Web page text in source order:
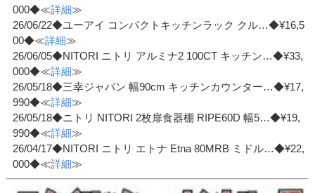
000◆≪詳細≫
26/06/22◆ユーアイ コンパクトキッチンラック クル…◆¥16,5
00◆≪詳細≫
26/06/05◆NITORI ニトリ アルミナ2 100CT キッチン…◆¥33,
000◆≪詳細≫
26/05/18◆三幸ジャパン 幅90cm キッチンカウンター…◆¥17,
990◆≪詳細≫
26/05/18◆ニトリ NITORI 2枚扉食器棚 RIPE60D 幅5…◆¥19,
990◆≪詳細≫
26/04/17◆NITORI ニトリ エトナ Etna 80MRB ミドル…◆¥22,
000◆≪詳細≫